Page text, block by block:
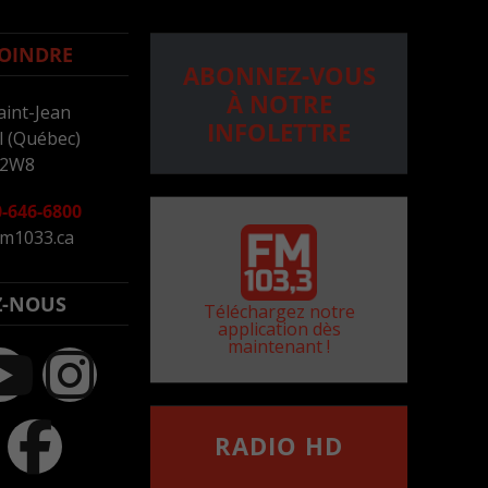
Jean
646-6800
NOUS
ABONNEZ-VOUS
À NOTRE
INFOLETTRE
Téléchargez notre
application dès
maintenant !
RADIO HD